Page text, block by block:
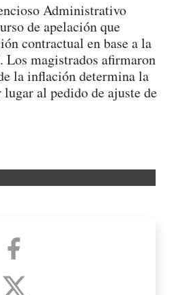
Administrativo
de apelación que
contractual en base a la
magistrados afirmaron
la inflación determina la
al pedido de ajuste de